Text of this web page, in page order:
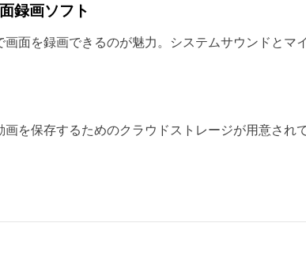
録画ソフト
面を録画できるのが魅力。システムサウンドとマ
を保存するためのクラウドストレージが用意され